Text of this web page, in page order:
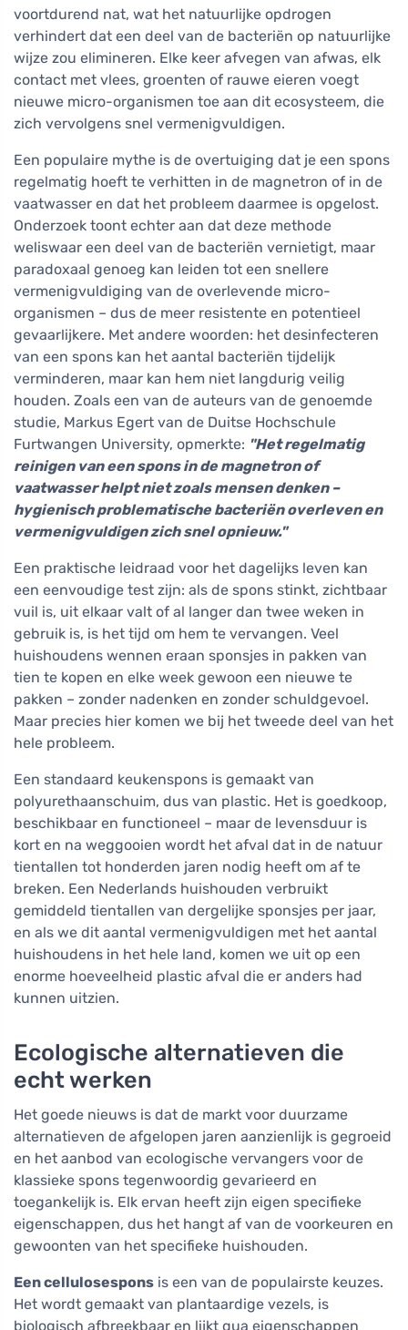
voortdurend nat, wat het natuurlijke opdrogen
verhindert dat een deel van de bacteriën op natuurlijke
wijze zou elimineren. Elke keer afvegen van afwas, elk
contact met vlees, groenten of rauwe eieren voegt
nieuwe micro-organismen toe aan dit ecosysteem, die
zich vervolgens snel vermenigvuldigen.
Een populaire mythe is de overtuiging dat je een spons
regelmatig hoeft te verhitten in de magnetron of in de
vaatwasser en dat het probleem daarmee is opgelost.
Onderzoek toont echter aan dat deze methode
weliswaar een deel van de bacteriën vernietigt, maar
paradoxaal genoeg kan leiden tot een snellere
vermenigvuldiging van de overlevende micro-
organismen – dus de meer resistente en potentieel
gevaarlijkere. Met andere woorden: het desinfecteren
van een spons kan het aantal bacteriën tijdelijk
verminderen, maar kan hem niet langdurig veilig
houden. Zoals een van de auteurs van de genoemde
studie, Markus Egert van de Duitse Hochschule
Furtwangen University, opmerkte: "Het regelmatig
reinigen van een spons in de magnetron of
vaatwasser helpt niet zoals mensen denken –
hygienisch problematische bacteriën overleven en
vermenigvuldigen zich snel opnieuw."
Een praktische leidraad voor het dagelijks leven kan
een eenvoudige test zijn: als de spons stinkt, zichtbaar
vuil is, uit elkaar valt of al langer dan twee weken in
gebruik is, is het tijd om hem te vervangen. Veel
huishoudens wennen eraan sponsjes in pakken van
tien te kopen en elke week gewoon een nieuwe te
pakken – zonder nadenken en zonder schuldgevoel.
Maar precies hier komen we bij het tweede deel van het
hele probleem.
Een standaard keukenspons is gemaakt van
polyurethaanschuim, dus van plastic. Het is goedkoop,
beschikbaar en functioneel – maar de levensduur is
kort en na weggooien wordt het afval dat in de natuur
tientallen tot honderden jaren nodig heeft om af te
breken. Een Nederlands huishouden verbruikt
gemiddeld tientallen van dergelijke sponsjes per jaar,
en als we dit aantal vermenigvuldigen met het aantal
huishoudens in het hele land, komen we uit op een
enorme hoeveelheid plastic afval die er anders had
kunnen uitzien.
Ecologische alternatieven die
echt werken
Het goede nieuws is dat de markt voor duurzame
alternatieven de afgelopen jaren aanzienlijk is gegroeid
en het aanbod van ecologische vervangers voor de
klassieke spons tegenwoordig gevarieerd en
toegankelijk is. Elk ervan heeft zijn eigen specifieke
eigenschappen, dus het hangt af van de voorkeuren en
gewoonten van het specifieke huishouden.
Een cellulosespons is een van de populairste keuzes.
Het wordt gemaakt van plantaardige vezels, is
biologisch afbreekbaar en lijkt qua eigenschappen